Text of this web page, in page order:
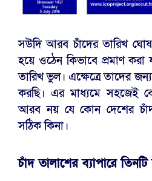
সউদি আরব চাঁদের তারিখ
হয়ে ওঠেন কিভাবে প্রমাণ করা
তারিখ ভুল। এক্ষেত্রে তাদের
করছি। এর মাধ্যমে সহজেই
আরব নয় যে কোন দেশের
সঠিক কিনা।
চাঁদ তালাশের ব্যাপারে